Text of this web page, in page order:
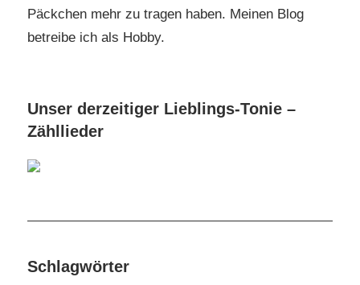
Päckchen mehr zu tragen haben. Meinen Blog
betreibe ich als Hobby.
Unser derzeitiger Lieblings-Tonie –
Zähllieder
Schlagwörter